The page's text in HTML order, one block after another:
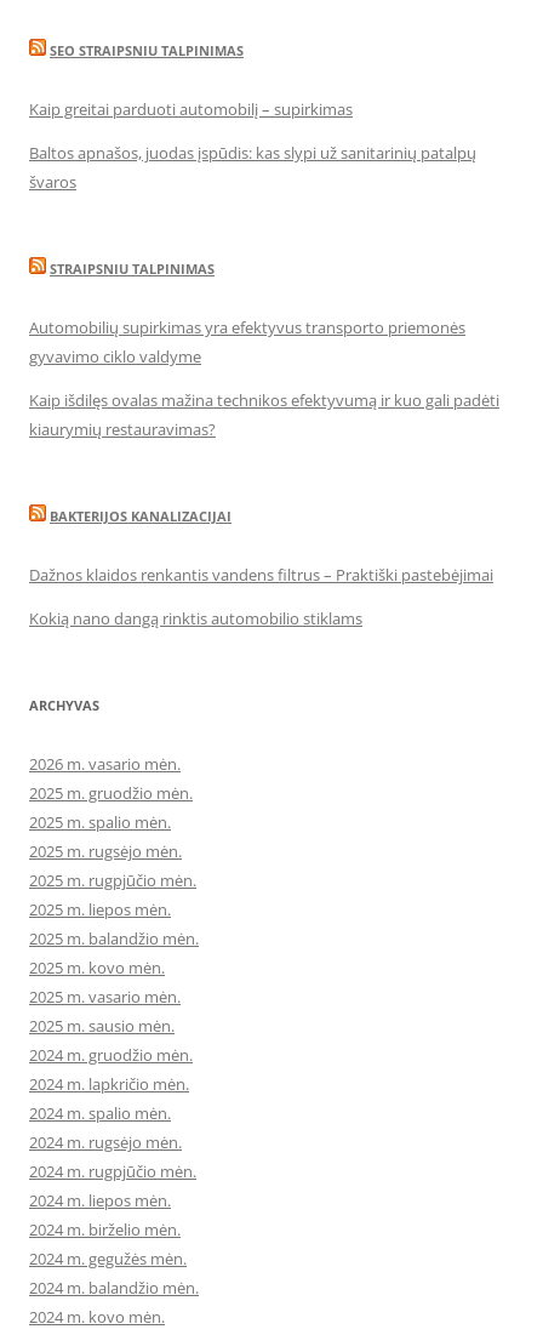
SEO STRAIPSNIU TALPINIMAS
Kaip greitai parduoti automobilį – supirkimas
Baltos apnašos, juodas įspūdis: kas slypi už sanitarinių patalpų
švaros
STRAIPSNIU TALPINIMAS
Automobilių supirkimas yra efektyvus transporto priemonės
gyvavimo ciklo valdyme
Kaip išdilęs ovalas mažina technikos efektyvumą ir kuo gali padėti
kiaurymių restauravimas?
BAKTERIJOS KANALIZACIJAI
Dažnos klaidos renkantis vandens filtrus – Praktiški pastebėjimai
Kokią nano dangą rinktis automobilio stiklams
ARCHYVAS
2026 m. vasario mėn.
2025 m. gruodžio mėn.
2025 m. spalio mėn.
2025 m. rugsėjo mėn.
2025 m. rugpjūčio mėn.
2025 m. liepos mėn.
2025 m. balandžio mėn.
2025 m. kovo mėn.
2025 m. vasario mėn.
2025 m. sausio mėn.
2024 m. gruodžio mėn.
2024 m. lapkričio mėn.
2024 m. spalio mėn.
2024 m. rugsėjo mėn.
2024 m. rugpjūčio mėn.
2024 m. liepos mėn.
2024 m. birželio mėn.
2024 m. gegužės mėn.
2024 m. balandžio mėn.
2024 m. kovo mėn.